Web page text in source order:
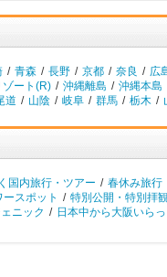
/ 青森 / 長野 / 京都 / 奈良 / 広
ゾート(R) / 沖縄離島 / 沖縄本島
道 / 山陰 / 岐阜 / 群馬 / 栃木 /
国内旅行・ツアー / 春休み旅行
ースポット / 特別公開・特別拝
ニック / 日本中から大阪いら